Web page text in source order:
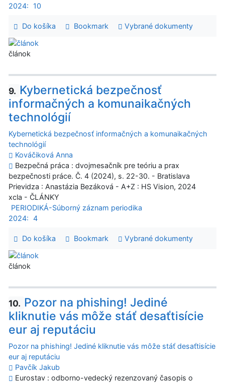
2024:
10
Do košíka Bookmark Vybrané dokumenty
článok
9. Kybernetická bezpečnosť
informačných a komunaikačných
technológií
Kybernetická bezpečnosť informačných a komunaikačných
technológií
Kováčiková Anna
Bezpečná práca : dvojmesačník pre teóriu a prax
bezpečnosti práce. Č. 4 (2024), s. 22-30. - Bratislava
Prievidza : Anastázia Bezáková - A+Z : HS Vision, 2024
xcla - ČLÁNKY
PERIODIKÁ-Súborný záznam periodika
2024: 4
Do košíka Bookmark Vybrané dokumenty
článok
10. Pozor na phishing! Jediné
kliknutie vás môže stáť desaťtisície
eur aj reputáciu
Pozor na phishing! Jediné kliknutie vás môže stáť desaťtisície
eur aj reputáciu
Pavčík Jakub
Eurostav : odborno-vedecký rezenzovaný časopis o